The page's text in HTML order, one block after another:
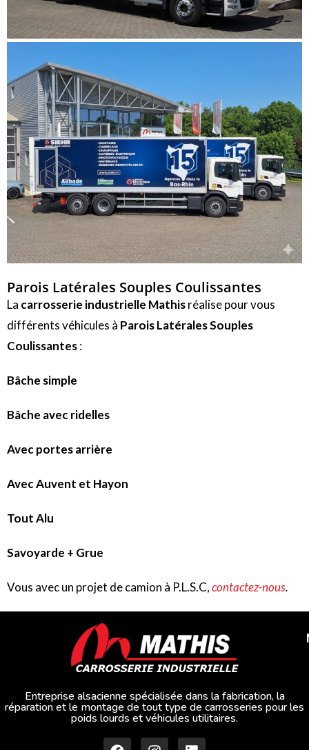
Parois Latérales Souples Coulissantes
La carrosserie industrielle Mathisréalise pour vous
différents véhicules à Parois Latérales Souples
Coulissantes:
Bâche simple
Bâche avec ridelles
Avec portes arrière
Avec Auvent et Hayon
Tout Alu
Savoyarde + Grue
Vous avec un projet de camion à P.L.S.C,contactez-nous.
Entreprise alsacienne spécialisée dans la fabrication, la
réparation et le montage de tout type de carrosseries pour les
poids lourds et véhicules utilitaires.